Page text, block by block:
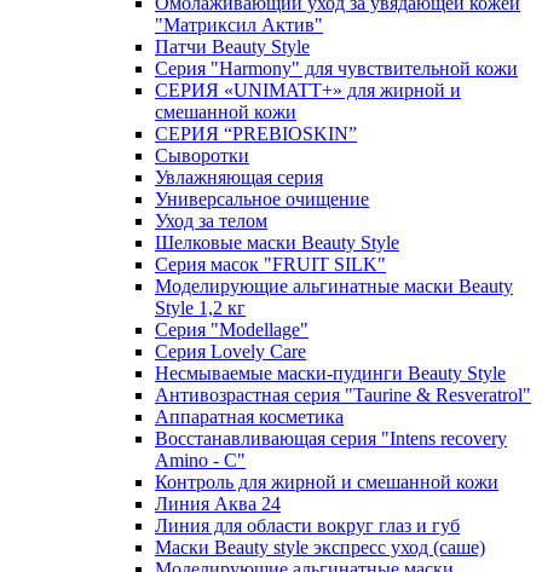
"Матриксил Актив"
Патчи Beauty Style
Серия "Harmony" для чувствительной кожи
СЕРИЯ «UNIMATT+» для жирной и
смешанной кожи
СЕРИЯ “PREBIOSKIN”
Сыворотки
Увлажняющая серия
Универсальное очищение
Уход за телом
Шелковые маски Beauty Style
Серия масок "FRUIT SILK"
Моделирующие альгинатные маски Beauty
Style 1,2 кг
Серия "Modellage"
Cерия Lovely Care
Несмываемые маски-пудинги Beauty Style
Антивозрастная серия "Taurine & Resveratrol"
Аппаратная косметика
Восстанавливающая серия "Intens recovery
Amino - C"
Контроль для жирной и смешанной кожи
Линия Аква 24
Линия для области вокруг глаз и губ
Маски Beauty style экспресс уход (саше)